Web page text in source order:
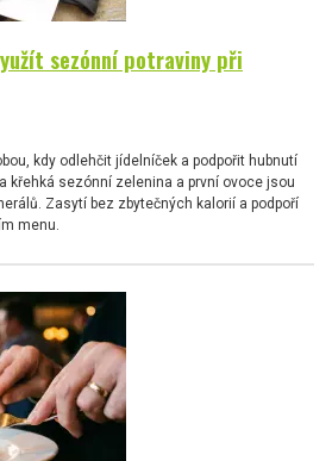
sezónní potraviny při
kdy odlehčit jídelníček a podpořit hubnutí
křehká sezónní zelenina a první ovoce jsou
Zasytí bez zbytečných kalorií a podpoří
menu.